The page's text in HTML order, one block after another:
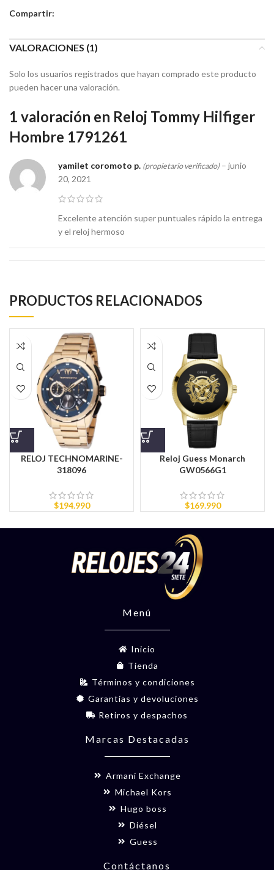
Compartir:
VALORACIONES (1)
1 valoración en Reloj Tommy Hilfiger
Hombre 1791261
yamilet coromoto p. (propietario verificado) – junio
20, 2021
Excelente atención super puntuales rápido la entrega
y el reloj hermoso
Solo los usuarios registrados que hayan comprado este producto
pueden hacer una valoración.
PRODUCTOS RELACIONADOS
RELOJ TECHNOMARINE-
318096
$194.990
Reloj Guess Monarch
GW0566G1
$169.990
Menú
Inicio
Tienda
Términos y condiciones
Garantías y devoluciones
Retiros y despachos
Marcas Destacadas
Armani Exchange
Michael Kors
Hugo boss
Diésel
Guess
Contáctanos